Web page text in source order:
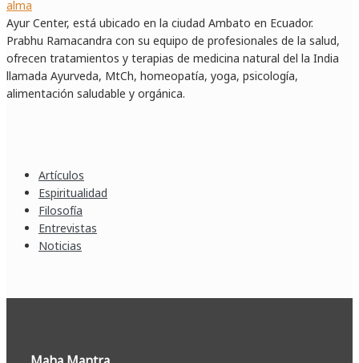
Ayur Center, está ubicado en la ciudad Ambato en Ecuador.
Prabhu Ramacandra con su equipo de profesionales de la salud,
ofrecen tratamientos y terapias de medicina natural del la India
llamada Ayurveda, MtCh, homeopatía, yoga, psicología,
alimentación saludable y orgánica.
Artículos
Espiritualidad
Filosofía
Entrevistas
Noticias